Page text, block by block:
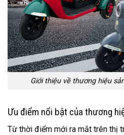
Giới thiệu về thương hiệu
Ưu điểm nổi bật của thương
Từ thời điểm mới ra mắt trên thị